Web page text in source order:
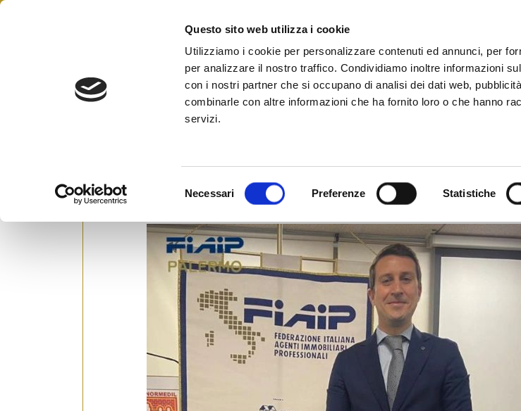
Questo sito web utilizza i cookie
Utilizziamo i cookie per personalizzare contenuti ed annunci, per
per analizzare il nostro traffico. Condividiamo inoltre informazioni
con i nostri partner che si occupano di analisi dei dati web,
combinarle con altre informazioni che ha fornito loro o che hanno
servizi.
e
z
i
l
Necessari Preferenze Statistiche
Skip
Federazione Italiana Agenti Immobiliari Professionali
15 Maggio 2023 Ufficio Stampa